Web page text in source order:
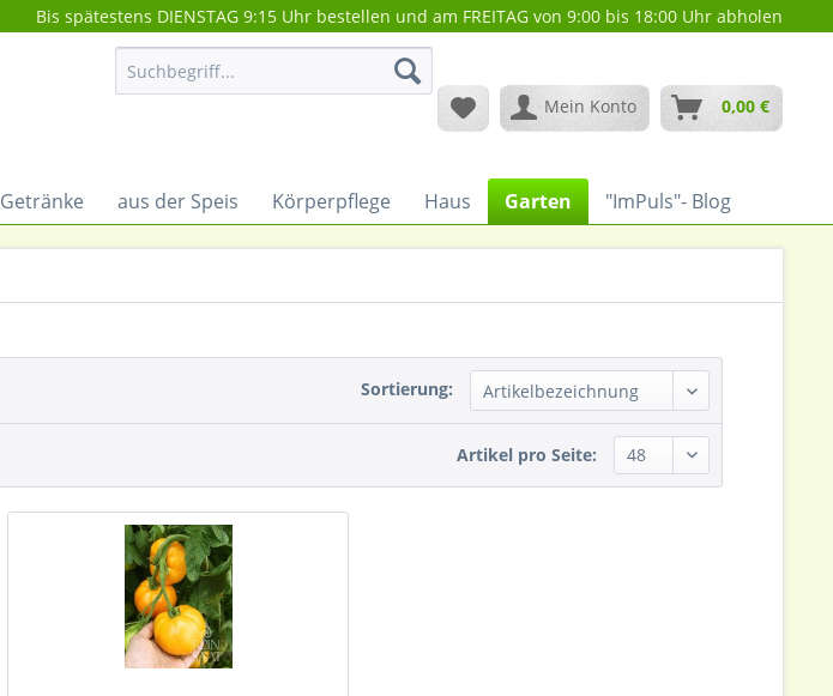
Bis spätestens DIENSTAG 9:15 Uhr bestellen und am FREITAG von 9:00 bis 18:00 Uhr abholen
Mein Konto 0,00 €
Getränke aus der Speis Körperpflege Haus Garten "ImPuls"- Blog
Sortierung:
Artikel pro Seite: